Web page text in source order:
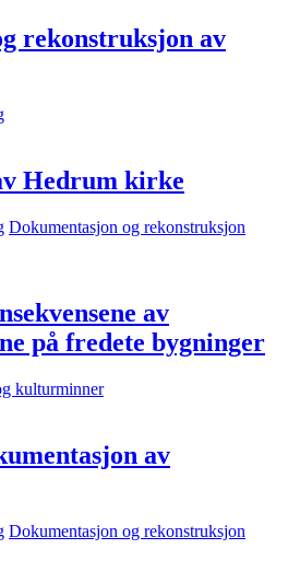
rekonstruksjon av
Hedrum kirke
Dokumentasjon og rekonstruksjon
av
på fredete bygninger
kulturminner
av
Dokumentasjon og rekonstruksjon